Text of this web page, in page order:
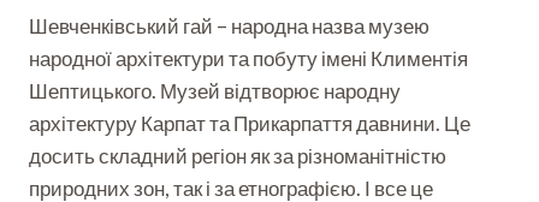
Шевченківський гай – народна назва музею
народної архітектури та побуту імені Климентія
Шептицького. Музей відтворює народну
архітектуру Карпат та Прикарпаття давнини. Це
досить складний регіон як за різноманітністю
природних зон, так і за етнографією. І все це